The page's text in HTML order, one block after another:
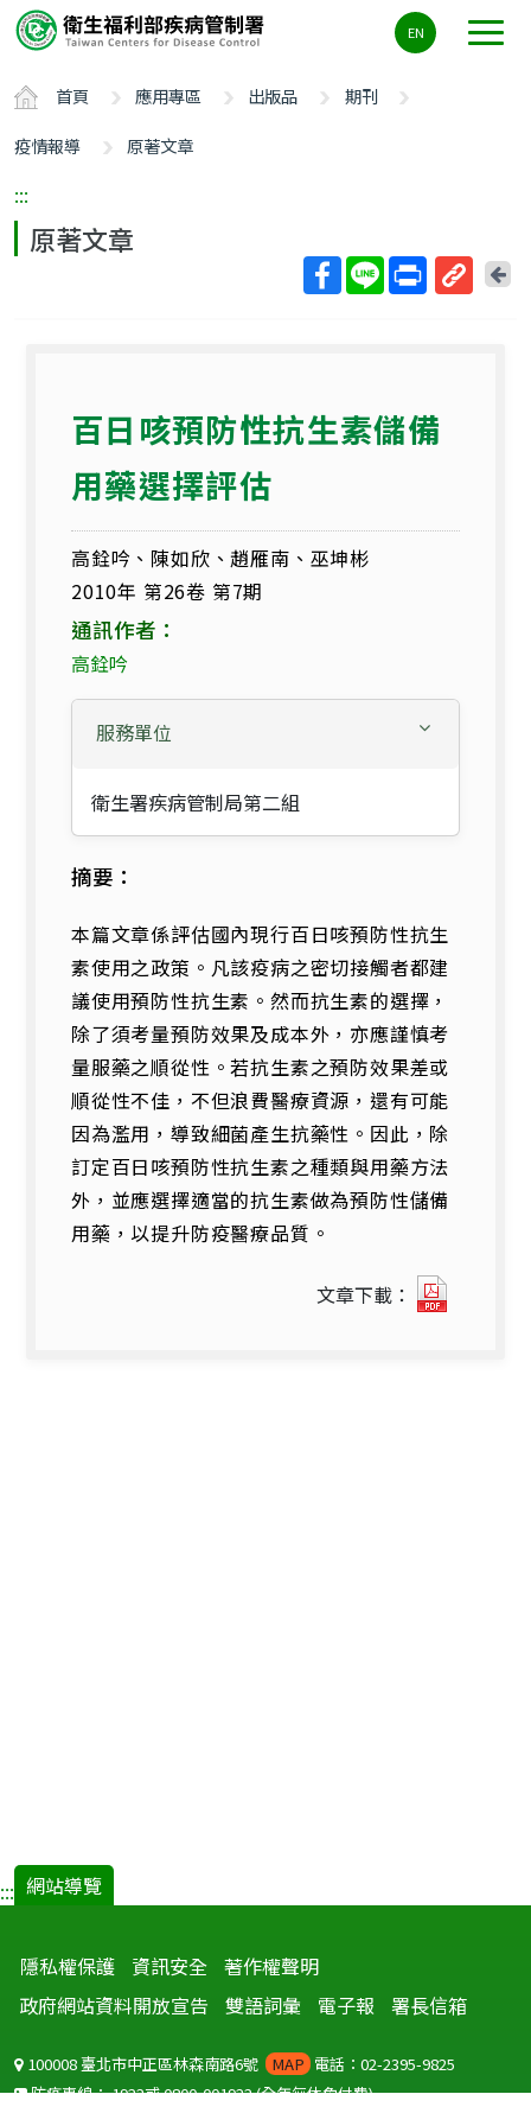
要
容
ALT+C
EN
首頁 應用專區 出版品
期刊
疫情報導
原著文章
:::
原著文章
址
回
百日咳預防性抗生素儲備
用藥選擇評估
高銓吟、陳如欣、趙雁南、巫坤彬
2010年 第26卷 第7期
通訊作者：
高銓吟
服務單位
衛生署疾病管制局第二組
摘要：
本篇文章係評估國內現行百日咳預防性抗生
素使用之政策。凡該疫病之密切接觸者都建
議使用預防性抗生素。然而抗生素的選擇，
除了須考量預防效果及成本外，亦應謹慎考
量服藥之順從性。若抗生素之預防效果差或
順從性不佳，不但浪費醫療資源，還有可能
因為濫用，導致細菌產生抗藥性。因此，除
訂定百日咳預防性抗生素之種類與用藥方法
外，並應選擇適當的抗生素做為預防性儲備
用藥，以提升防疫醫療品質。
文章下載：
::: 網站導覽
隱私權保護 資訊安全 著作權聲明
政府網站資料開放宣告
雙語詞彙 電子報 署長信箱
100008 臺北市中正區林森南路6號 MAP 電話：02-2395-9825
防疫專線：1922或0800-001922(全年無休免付費)